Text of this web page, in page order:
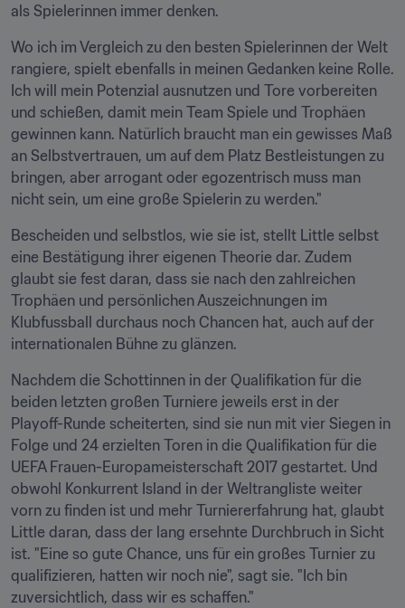
als Spielerinnen immer denken.
Wo ich im Vergleich zu den besten Spielerinnen der Welt
rangiere, spielt ebenfalls in meinen Gedanken keine Rolle.
Ich will mein Potenzial ausnutzen und Tore vorbereiten
und schießen, damit mein Team Spiele und Trophäen
gewinnen kann. Natürlich braucht man ein gewisses Maß
an Selbstvertrauen, um auf dem Platz Bestleistungen zu
bringen, aber arrogant oder egozentrisch muss man
nicht sein, um eine große Spielerin zu werden."
Bescheiden und selbstlos, wie sie ist, stellt Little selbst
eine Bestätigung ihrer eigenen Theorie dar. Zudem
glaubt sie fest daran, dass sie nach den zahlreichen
Trophäen und persönlichen Auszeichnungen im
Klubfussball durchaus noch Chancen hat, auch auf der
internationalen Bühne zu glänzen.
Nachdem die Schottinnen in der Qualifikation für die
beiden letzten großen Turniere jeweils erst in der
Playoff-Runde scheiterten, sind sie nun mit vier Siegen in
Folge und 24 erzielten Toren in die Qualifikation für die
UEFA Frauen-Europameisterschaft 2017 gestartet. Und
obwohl Konkurrent Island in der Weltrangliste weiter
vorn zu finden ist und mehr Turniererfahrung hat, glaubt
Little daran, dass der lang ersehnte Durchbruch in Sicht
ist. "Eine so gute Chance, uns für ein großes Turnier zu
qualifizieren, hatten wir noch nie", sagt sie. "Ich bin
zuversichtlich, dass wir es schaffen."